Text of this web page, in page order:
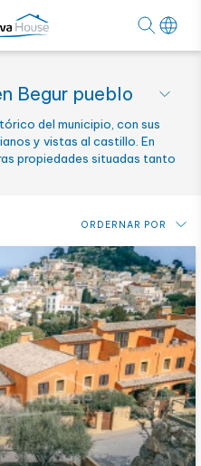
Begur pueblo
del municipio, con sus
y vistas al castillo. En
propiedades situadas tanto
ORDERNAR POR
de más bajo a más alto
de más alto a más bajo
por referencia